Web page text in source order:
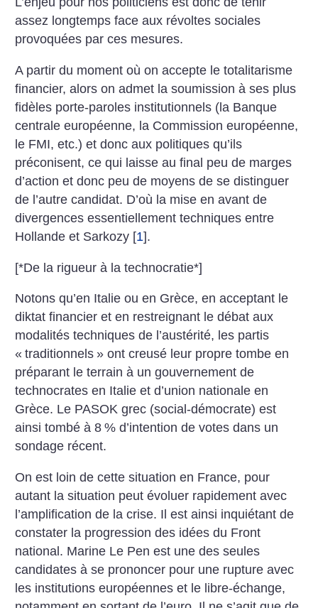
assez longtemps face aux révoltes sociales
provoquées par ces mesures.
A partir du moment où on accepte le totalitarisme
financier, alors on admet la soumission à ses plus
fidèles porte-paroles institutionnels (la Banque
centrale européenne, la Commission européenne,
le FMI, etc.) et donc aux politiques qu’ils
préconisent, ce qui laisse au final peu de marges
d’action et donc peu de moyens de se distinguer
de l’autre candidat. D’où la mise en avant de
divergences essentiellement techniques entre
Hollande et Sarkozy [1].
[*De la rigueur à la technocratie*]
Notons qu’en Italie ou en Grèce, en acceptant le
diktat financier et en restreignant le débat aux
modalités techniques de l’austérité, les partis
« traditionnels » ont creusé leur propre tombe en
préparant le terrain à un gouvernement de
technocrates en Italie et d’union nationale en
Grèce. Le PASOK grec (social-démocrate) est
ainsi tombé à 8 % d’intention de votes dans un
sondage récent.
On est loin de cette situation en France, pour
autant la situation peut évoluer rapidement avec
l’amplification de la crise. Il est ainsi inquiétant de
constater la progression des idées du Front
national. Marine Le Pen est une des seules
candidates à se prononcer pour une rupture avec
les institutions européennes et le libre-échange,